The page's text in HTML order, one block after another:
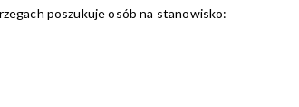
poszukuje osób na stanowisko: